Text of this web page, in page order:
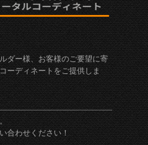
ダー様、お客様のご要望に寄
ーディネートをご提供しま
合わせください！